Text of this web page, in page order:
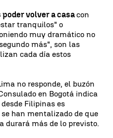
volver a casacon
tranquilos" o
muy dramático no
más", son las
cada día estos
no responde, el buzón
en Bogotá indica
Filipinas es
han mentalizado de que
durará más de lo previsto.